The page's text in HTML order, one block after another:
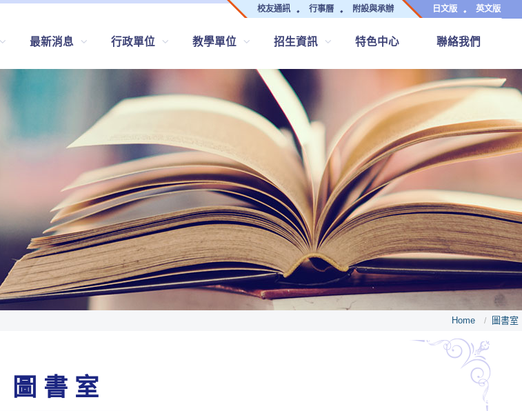
校友通訊 行事曆 附設與承辦 日文版 英文版
最新消息 行政單位 教學單位 招生資訊 特色中心 聯絡我們
Home / 圖書室
圖書室